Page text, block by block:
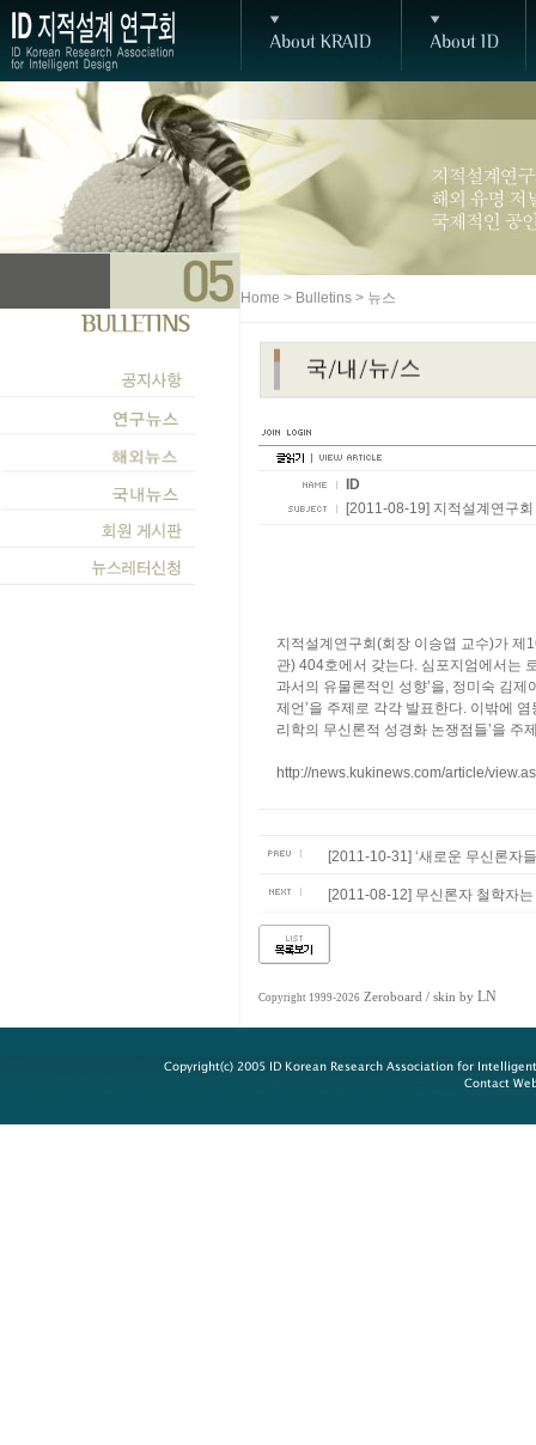
Home > Bulletins > 뉴스
ID
[2011-08-19] 지적설계연구
지적설계연구회(회장 이승엽 교수)가
관) 404호에서 갖는다. 심포지엄에서는
과서의 유물론적인 성향’을, 정미숙 김
제언’을 주제로 각각 발표한다. 이밖에
리학의 무신론적 성경화 논쟁점들’을
http://news.kukinews.com/article/
[2011-10-31] ‘새로운 무신론자
[2011-08-12] 무신론자 철학자
Copyright 1999-2026 Zeroboard / skin by LN